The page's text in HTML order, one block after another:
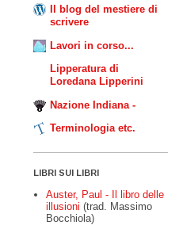
Il blog del mestiere di
scrivere
Lavori in corso...
Lipperatura di
Loredana Lipperini
Nazione Indiana -
Terminologia etc.
LIBRI SUI LIBRI
Auster, Paul - Il libro delle
illusioni (trad. Massimo
Bocchiola)